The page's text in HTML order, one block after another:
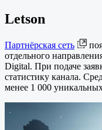
Letson
Партнёрская сеть
отдельного
Digital. При подаче
статистику канала.
менее 1 000